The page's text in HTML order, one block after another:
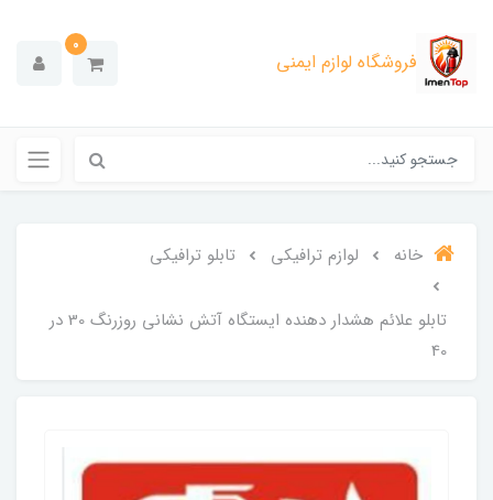
فروشگاه لوازم ایمنی
0
خانه لوازم ترافیکی تابلو ترافیکی
تابلو علائم هشدار دهنده ایستگاه آتش نشانی روزرنگ 30 در
40